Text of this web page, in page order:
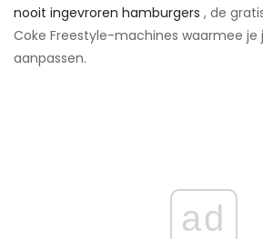
nooit ingevroren hamburgers , de
Coke Freestyle-machines waarmee je
aanpassen.
ad